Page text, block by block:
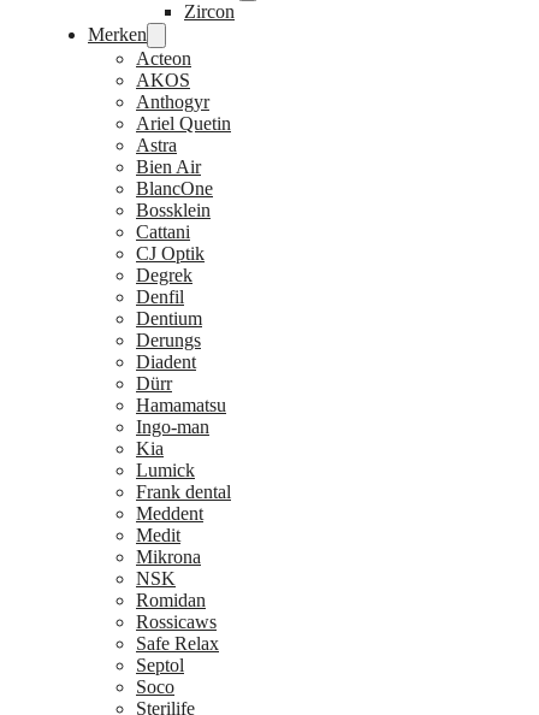
Zircon
Merken
Acteon
AKOS
Anthogyr
Ariel Quetin
Astra
Bien Air
BlancOne
Bossklein
Cattani
CJ Optik
Degrek
Denfil
Dentium
Derungs
Diadent
Dürr
Hamamatsu
Ingo-man
Kia
Lumick
Frank dental
Meddent
Medit
Mikrona
NSK
Romidan
Rossicaws
Safe Relax
Septol
Soco
Sterilife